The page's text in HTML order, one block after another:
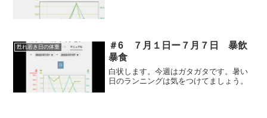
甦れ若き日の体重
＃6 ７月１日ー７月７日 暴飲
暴食
白状します。今週はガタガタです。暑い
日のランニングは気をつけてましょう。